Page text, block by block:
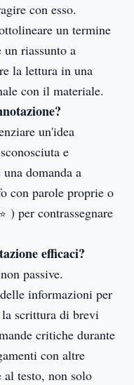
con esso.
un termine
un riassunto a
la lettura in una
con il materiale.
un'idea
e
domanda a
con parole proprie o
⭐ ) per contrassegnare
efficaci?
passive.
informazioni per
scrittura di brevi
critiche durante
con altre
al testo, non solo